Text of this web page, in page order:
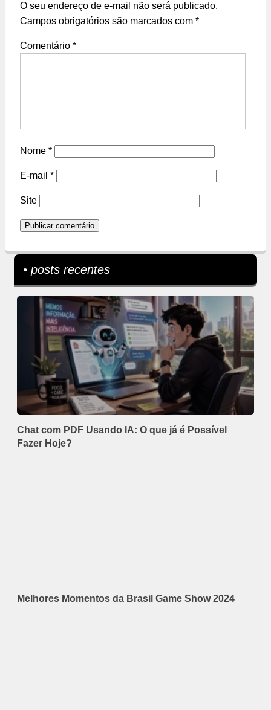
O seu endereço de e-mail não será publicado.
Campos obrigatórios são marcados com *
Comentário *
Nome *
E-mail *
Site
• posts recentes
Chat com PDF Usando IA: O que já é Possível
Fazer Hoje?
Melhores Momentos da Brasil Game Show 2024